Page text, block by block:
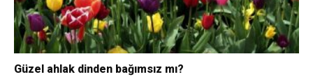
Güzel ahlak dinden bağımsız mı?